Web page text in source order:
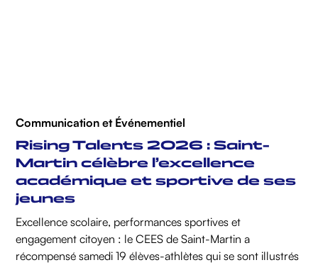
Communication et Événementiel
Rising Talents 2026 : Saint-
Martin célèbre l’excellence
académique et sportive de ses
jeunes
Excellence scolaire, performances sportives et
engagement citoyen : le CEES de Saint-Martin a
récompensé samedi 19 élèves-athlètes qui se sont illustrés